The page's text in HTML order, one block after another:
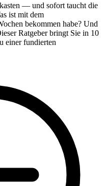
— und sofort taucht die
ist mit dem
bekommen habe? Und
Ratgeber bringt Sie in 10
einer fundierten